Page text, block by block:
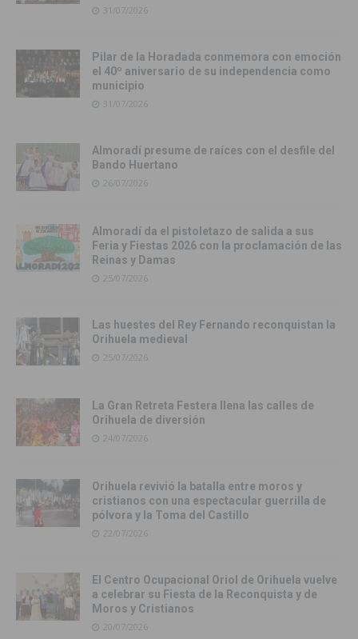
31/07/2026
Pilar de la Horadada conmemora con emoción
el 40º aniversario de su independencia como
municipio
31/07/2026
Almoradí presume de raíces con el desfile del
Bando Huertano
26/07/2026
Almoradí da el pistoletazo de salida a sus
Feria y Fiestas 2026 con la proclamación de las
Reinas y Damas
25/07/2026
Las huestes del Rey Fernando reconquistan la
Orihuela medieval
25/07/2026
La Gran Retreta Festera llena las calles de
Orihuela de diversión
24/07/2026
Orihuela revivió la batalla entre moros y
cristianos con una espectacular guerrilla de
pólvora y la Toma del Castillo
22/07/2026
El Centro Ocupacional Oriol de Orihuela vuelve
a celebrar su Fiesta de la Reconquista y de
Moros y Cristianos
20/07/2026